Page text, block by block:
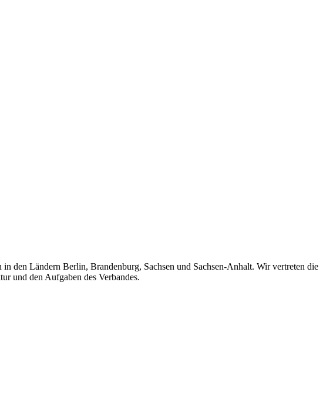
den Ländern Berlin, Brandenburg, Sachsen und Sachsen-Anhalt. Wir vertreten die
und den Aufgaben des Verbandes.